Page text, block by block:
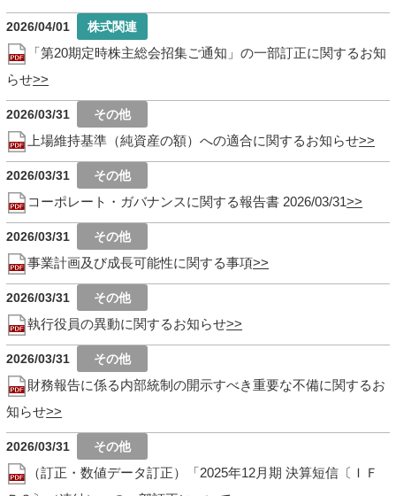
2026/04/01
「第20期定時株主総会招集ご通知」の一部訂正に関するお知
らせ
2026/03/31
上場維持基準（純資産の額）への適合に関するお知らせ
2026/03/31
コーポレート・ガバナンスに関する報告書 2026/03/31
2026/03/31
事業計画及び成長可能性に関する事項
2026/03/31
執行役員の異動に関するお知らせ
2026/03/31
財務報告に係る内部統制の開示すべき重要な不備に関するお
知らせ
2026/03/31
（訂正・数値データ訂正）「2025年12月期 決算短信〔ＩＦ